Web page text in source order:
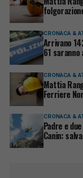
CRONACA &
Arrivano
61
CRONACA &
Mattia
Ferriere
CRONACA &
Padre e
Canin: